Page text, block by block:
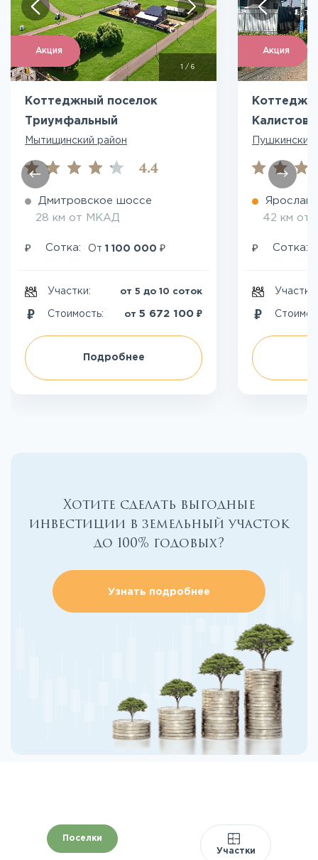
Акция
1 / 6
Коттеджный поселок
Триумфальный
Мытищинский район
4.4
Дмитровское шоссе
28 км от МКАД
₽ Сотка: От 1 100 000 ₽
Участки: от 5 до 10 соток
Стоимость: от 5 672 100 ₽
Подробнее
Акция
Калистово
Пушкинский
42 км от
₽ Сотка:
Участки:
Хотите сделать выгодные
инвестиции в земельный участок
до 100% годовых?
Узнать подробнее
Поселки
Участки